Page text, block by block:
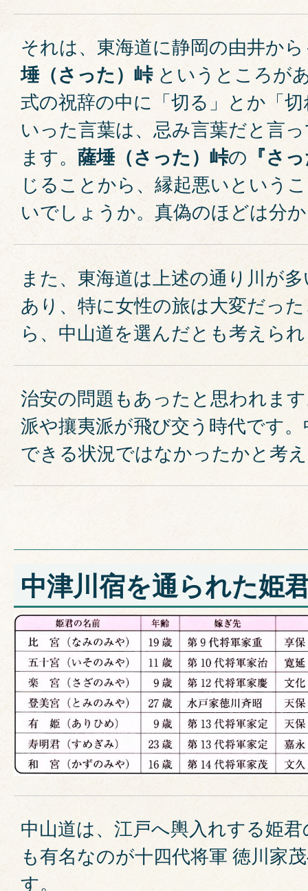
それは、東海道に静岡の由井か
埵（さった）峠というところが
式の祝辞の中に「切る」とか「
いった言葉は、忌み言葉だと言
ます。 薩埵（さった）峠の 『さ
じることから、縁起悪いという
いでしょうか。真偽のほどは分
また、東海道は上述の通り川が
あり、特に女性の旅は大変だっ
ら、中山道を選んだとも考えら
治安の問題もあったと思われま
派や攘夷派が飛び交う時代です
できる状況ではなかったかと考
中津川宿を通られた姫
中山道は、江戸へ輿入れする姫
も有名なのが十四代将軍 徳川家
す。